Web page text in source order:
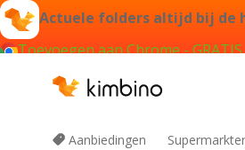
Actuele folders altijd bij de
Toevoegen aan Chrome - GRATIS
Aanbiedingen